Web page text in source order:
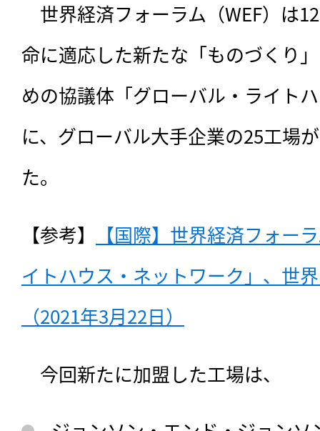
世界経済フォーラム（WEF）は
命に適応した新たな「ものづくり
めの協議体「グローバル・ライト
に、グローバル大手企業の25工場
た。
【参考】
【国際】世界経済フォー
イトハウス・ネットワーク」、世
（2021年3月22日）
今回新たに加盟した工場は、